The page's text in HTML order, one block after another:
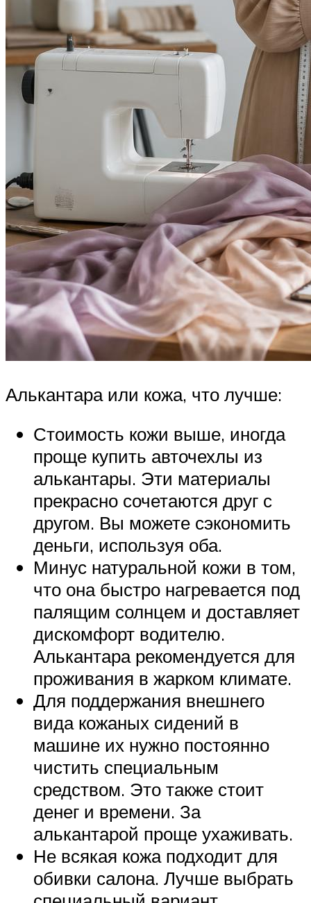
Алькантара или кожа, что лучше:
Стоимость кожи выше, иногда
проще купить авточехлы из
алькантары. Эти материалы
прекрасно сочетаются друг с
другом. Вы можете сэкономить
деньги, используя оба.
Минус натуральной кожи в том,
что она быстро нагревается под
палящим солнцем и доставляет
дискомфорт водителю.
Алькантара рекомендуется для
проживания в жарком климате.
Для поддержания внешнего
вида кожаных сидений в
машине их нужно постоянно
чистить специальным
средством. Это также стоит
денег и времени. За
алькантарой проще ухаживать.
Не всякая кожа подходит для
обивки салона. Лучше выбрать